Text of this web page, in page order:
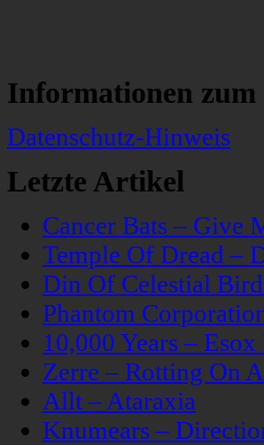
Informationen zum
Datenschutz-Hinweis
Letzte Artikel
Cancer Bats – Give
Temple Of Dread –
Din Of Celestial
Phantom
10,000 Years –
Zerre – Rotting On
Allt – Ataraxia
Knumears –